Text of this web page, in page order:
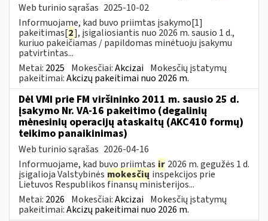
Web turinio sąrašas 2025-10-02
Informuojame, kad buvo priimtas įsakymo[1]
pakeitimas[2], įsigaliosiantis nuo 2026 m. sausio 1 d.,
kuriuo pakeičiamas / papildomas minėtuoju įsakymu
patvirtintas...
Metai: 2025 Mokesčiai:Akcizai Mokesčių įstatymų
pakeitimai:Akcizų pakeitimai nuo 2026 m.
Dėl VMI prie FM viršininko 2011 m. sausio 25 d.
įsakymo Nr. VA-16 pakeitimo (degalinių
mėnesinių operacijų ataskaitų (AKC410 formų)
teikimo panaikinimas)
Web turinio sąrašas 2026-04-16
Informuojame, kad buvo priimtas ir 2026 m. gegužės 1 d.
įsigalioja Valstybinės mokesčių inspekcijos prie
Lietuvos Respublikos finansų ministerijos...
Metai: 2026 Mokesčiai:Akcizai Mokesčių įstatymų
pakeitimai:Akcizų pakeitimai nuo 2026 m.